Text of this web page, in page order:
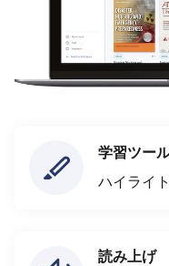
学習ツー
ハイライ
読み上げ